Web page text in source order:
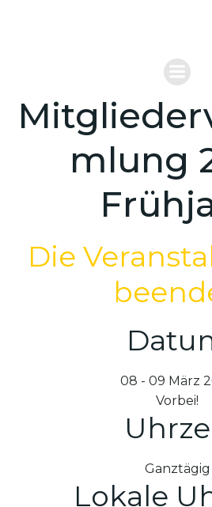
mlung
Die
08 - 09 März
Vorbei!
Ganztägig
Lokale